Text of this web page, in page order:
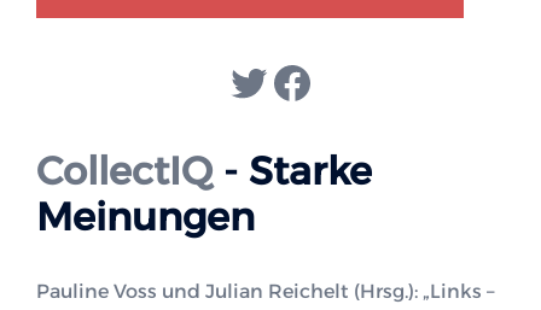
Twitter
Facebook
CollectIQ- Starke
Meinungen
Pauline Voss und Julian Reichelt (Hrsg.): „Links –